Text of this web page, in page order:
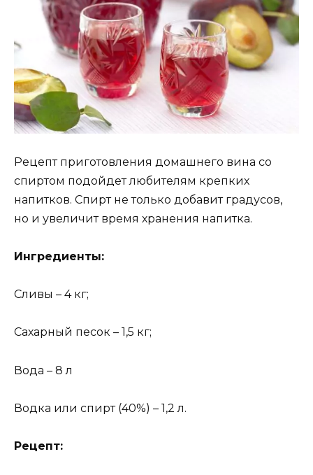
Рецепт приготовления домашнего вина со
спиртом подойдет любителям крепких
напитков. Спирт не только добавит градусов,
но и увеличит время хранения напитка.
Ингредиенты:
Сливы – 4 кг;
Сахарный песок – 1,5 кг;
Вода – 8 л
Водка или спирт (40%) – 1,2 л.
Рецепт: